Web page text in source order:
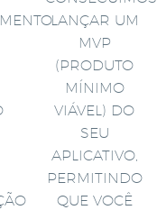
LANÇAR UM
MVP
(PRODUTO
MÍNIMO
VIÁVEL) DO
SEU
APLICATIVO,
PERMITINDO
QUE VOCÊ